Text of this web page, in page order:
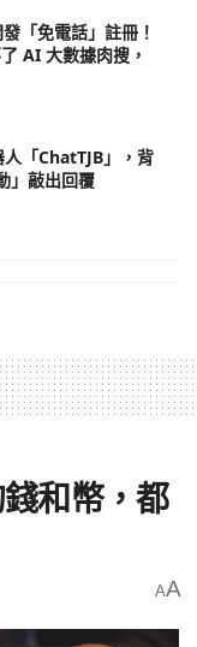
「免電話」註冊！
AI 大數據肉搜，
「ChatTJB」，背
」敲出回覆
和幣，都
AA